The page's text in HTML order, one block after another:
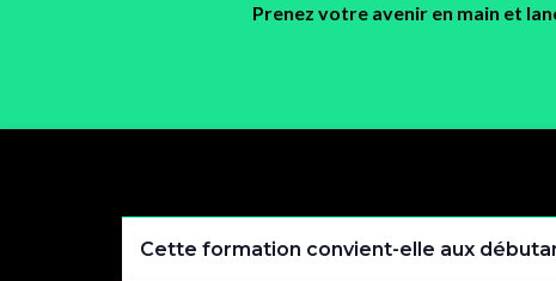
Prenez votre avenir en main et
Cette formation convient-elle aux